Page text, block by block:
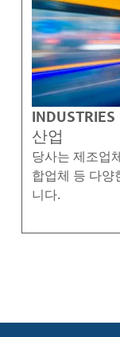
INDUSTRIES
산업
당사는 제조업
합업체 등 다양
니다.